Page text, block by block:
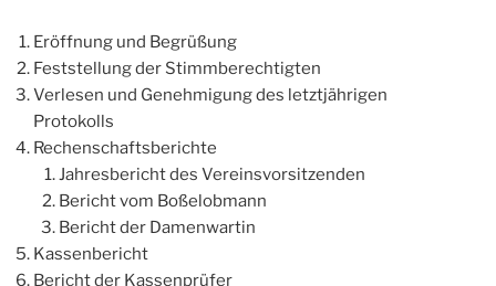
Eröffnung und Begrüßung
Feststellung der Stimmberechtigten
Verlesen und Genehmigung des letztjährigen
Protokolls
Rechenschaftsberichte
Jahresbericht des Vereinsvorsitzenden
Bericht vom Boßelobmann
Bericht der Damenwartin
Kassenbericht
Bericht der Kassenprüfer